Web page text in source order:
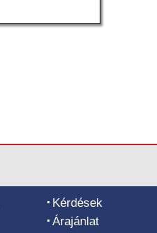
Kérdések
Árajánlat